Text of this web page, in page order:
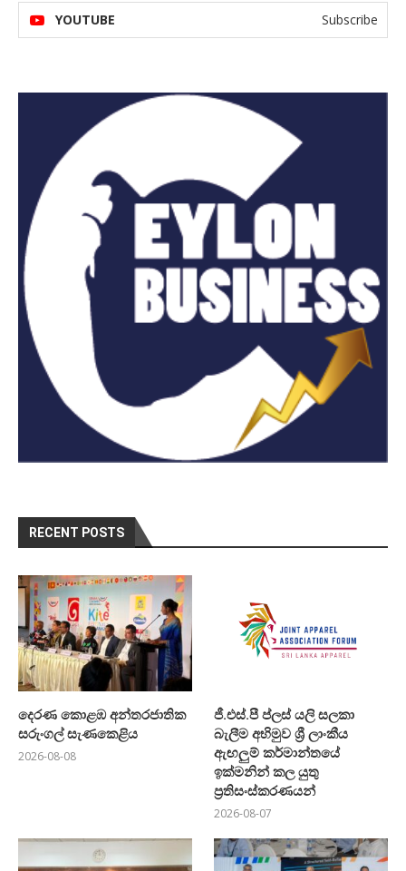
YOUTUBE Subscribe
RECENT POSTS
දෙරණ කොළඹ අන්තරජාතික
සරුංගල් සැණකෙළිය
2026-08-08
ජී.එස්.පී ප්ලස් යලි සලකා
බැලීම අභිමුව ශ්‍රී ලාංකීය
ඇඟලුම් කර්මාන්තයේ
ඉක්මනින් කල යුතු
ප්‍රතිසංස්කරණයන්
2026-08-07